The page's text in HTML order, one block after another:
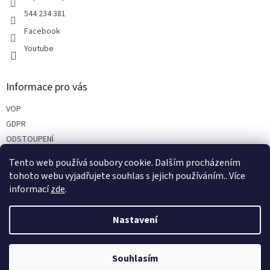
Tento web používá soubory cookie. Dalším procházením
tohoto webu vyjadřujete souhlas s jejich používáním.. Více
informacízde.
Nastavení
Souhlasím
544 234 381
Facebook
Youtube
Informace pro vás
VOP
GDPR
ODSTOUPENÍ
PARTNEŘI
Vytvořil Shoptet
Herz 24. Všechna práva vyhrazena.